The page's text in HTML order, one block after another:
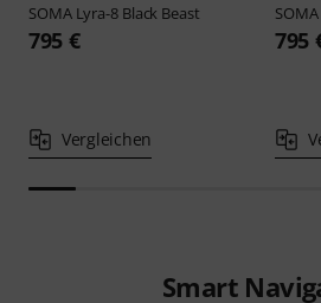
SOMA Lyra-8 Black Beast
795 €
Vergleichen
SOMA
795
Smart